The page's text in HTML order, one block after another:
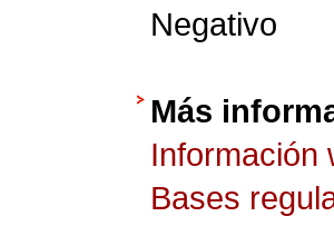
Negativo
Más
Información
Bases